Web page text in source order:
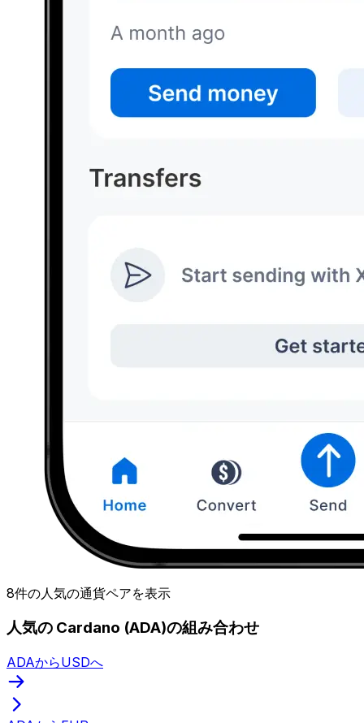
8件の人気の通貨ペアを表示
人気の Cardano (ADA)の組み合わせ
ADAからUSDへ